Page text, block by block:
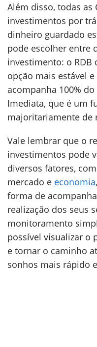
Além disso, todas as
investimentos por
dinheiro guardado
pode escolher entre
investimento: o RDB
opção mais estável
acompanha 100% do
Imediata, que é um
majoritariamente de
Vale lembrar que o
investimentos pode
diversos fatores,
mercado e economia
forma de
realização dos seus
monitoramento
possível visualizar o
e tornar o caminho
sonhos mais rápido